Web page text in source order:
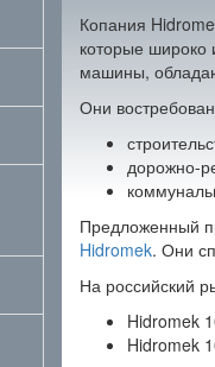
Копания
которые широко
машины,
Они
дорожно-
Предложенный
Hidromek. Они
На российский
Hidromek
Hidromek